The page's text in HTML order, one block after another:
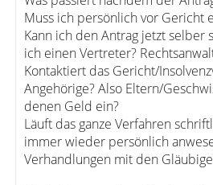
Muss ich persönlich vor Gericht
Kann ich den Antrag jetzt selber
ich einen Vertreter?
Kontaktiert das Gericht/
Angehörige? Also Eltern/
denen Geld ein?
Läuft das ganze Verfahren
immer wieder persönlich
Verhandlungen mit den